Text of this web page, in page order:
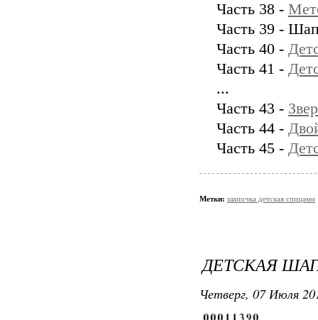
Часть 38 -
Часть 39 -
Часть 40 -
Часть 41 -
...
Часть 43 -
Часть 44 -
Часть 45 -
Метки: шапочка детская спицами
ДЕТСКАЯ
Четверг, 07 Июля